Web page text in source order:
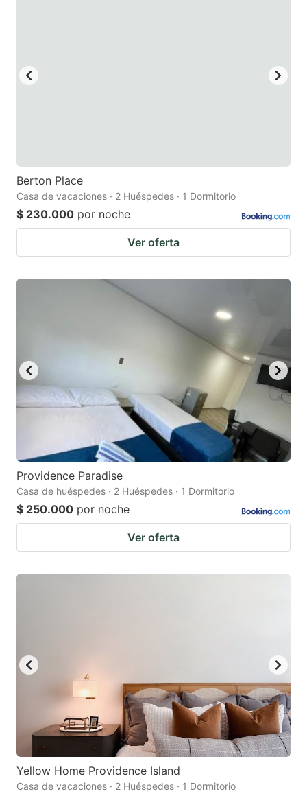
Berton Place
Casa de vacaciones · 2 Huéspedes · 1 Dormitorio
$ 230.000 por noche
Ver oferta
Providence Paradise
Casa de huéspedes · 2 Huéspedes · 1 Dormitorio
$ 250.000 por noche
Ver oferta
Yellow Home Providence Island
Casa de vacaciones · 2 Huéspedes · 1 Dormitorio